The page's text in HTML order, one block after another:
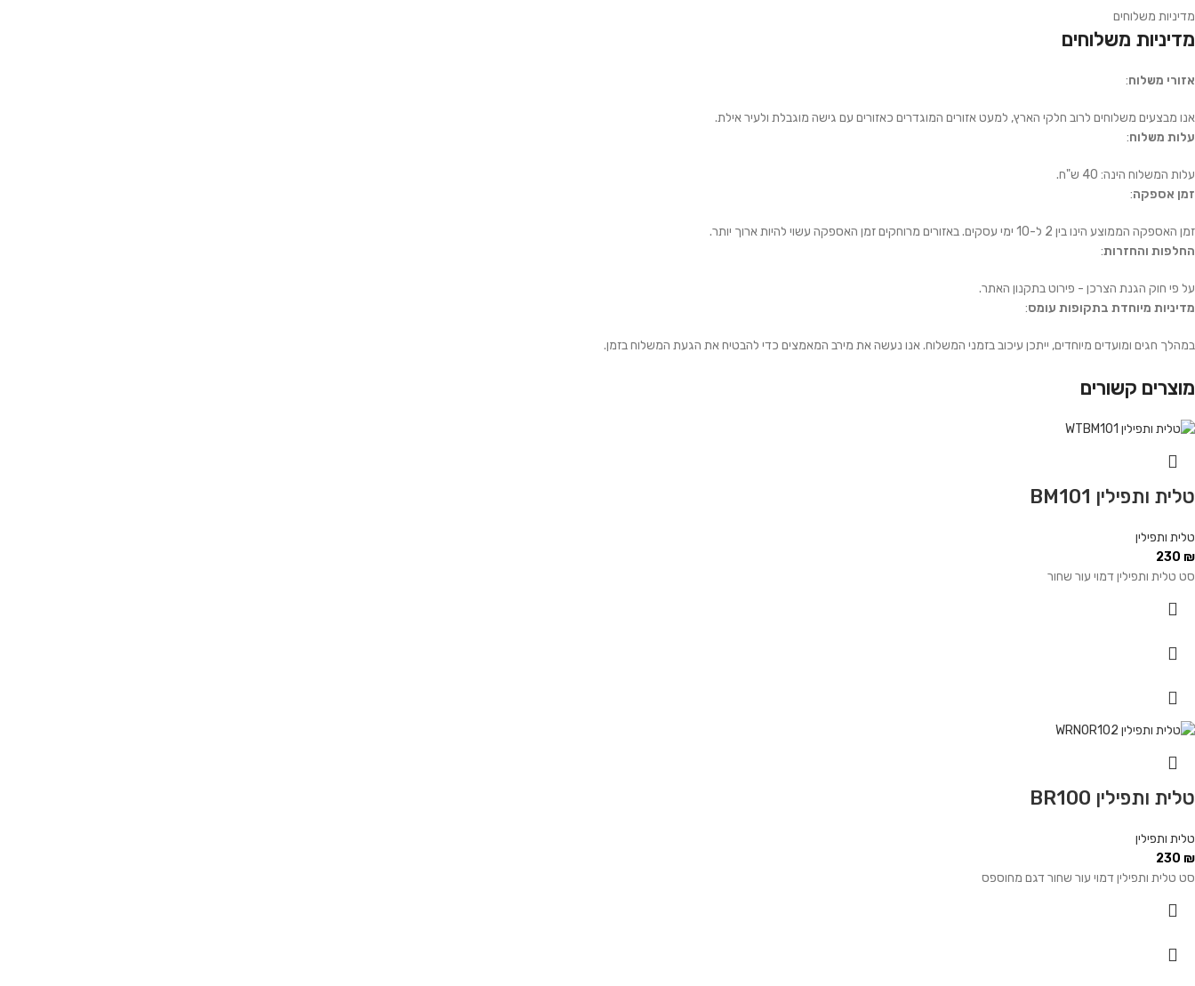
מדיניות משלוחים
מדיניות משלוחים
אזורי משלוח:
אנו מבצעים משלוחים לרוב חלקי הארץ, למעט אזורים המוגדרים כאזורים עם גישה מוגבלת ולעיר אילת.
עלות משלוח:
עלות המשלוח הינה: 40 ש"ח.
זמן אספקה:
זמן האספקה הממוצע הינו בין 2 ל-10 ימי עסקים. באזורים מרוחקים זמן האספקה עשוי להיות ארוך יותר.
החלפות והחזרות:
על פי חוק הגנת הצרכן - פירוט בתקנון האתר.
מדיניות מיוחדת בתקופות עומס:
במהלך חגים ומועדים מיוחדים, ייתכן עיכוב בזמני המשלוח. אנו נעשה את מירב המאמצים כדי להבטיח את הגעת המשלוח בזמן.
מוצרים קשורים
טלית ותפילין BM101
טלית ותפילין
230 ₪
סט טלית ותפילין דמוי עור שחור
טלית ותפילין BR100
טלית ותפילין
230 ₪
סט טלית ותפילין דמוי עור שחור דגם מחוספס